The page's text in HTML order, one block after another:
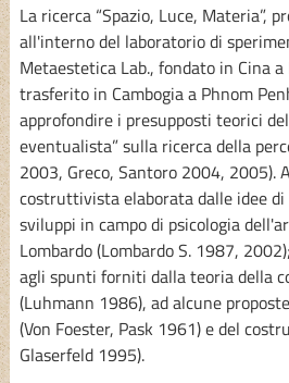
La ricerca “Spazio, Luce, Materia”,
all'interno del laboratorio di
Metaestetica Lab., fondato in Cina
trasferito in Cambogia a Phnom
approfondire i presupposti teorici
eventualista” sulla ricerca della
2003, Greco, Santoro 2004, 2005).
costruttivista elaborata dalle idee
sviluppi in campo di psicologia
Lombardo (Lombardo S. 1987,
agli spunti forniti dalla teoria della
(Luhmann 1986), ad alcune
(Von Foester, Pask 1961) e del
Glaserfeld 1995).